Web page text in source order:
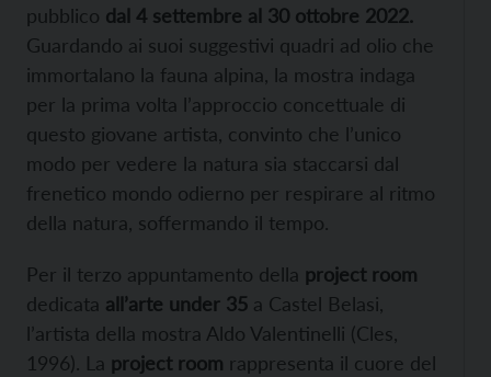
pubblico dal 4 settembre al 30 ottobre 2022.
Guardando ai suoi suggestivi quadri ad olio che
immortalano la fauna alpina, la mostra indaga
per la prima volta l’approccio concettuale di
questo giovane artista, convinto che l’unico
modo per vedere la natura sia staccarsi dal
frenetico mondo odierno per respirare al ritmo
della natura, soffermando il tempo.
Per il terzo appuntamento della project room
dedicata all’arte under 35 a Castel Belasi,
l’artista della mostra Aldo Valentinelli (Cles,
1996). La project room rappresenta il cuore del